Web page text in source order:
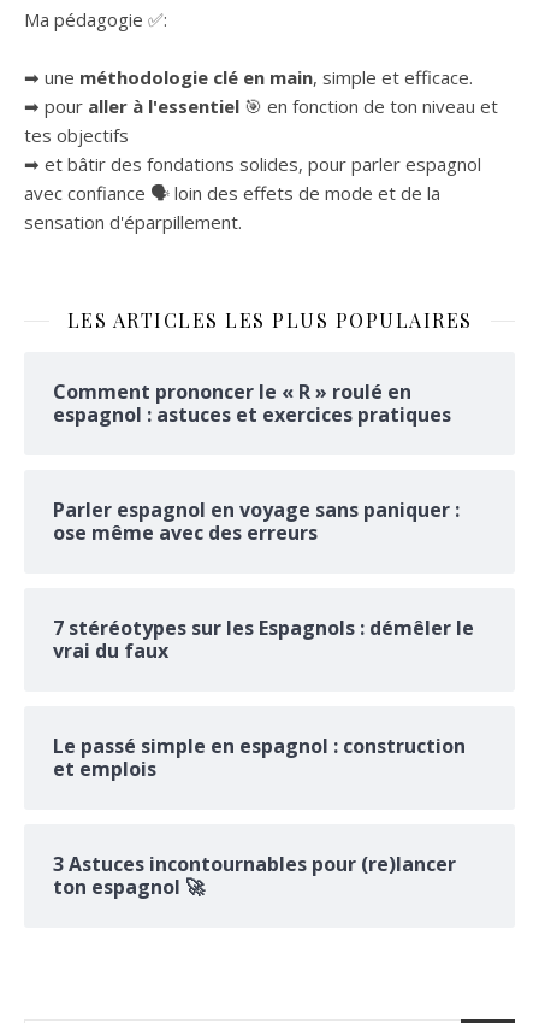
Ma pédagogie ✅:
➡ une méthodologie clé en main, simple et efficace.
➡ pour aller à l'essentiel 🎯 en fonction de ton niveau et
tes objectifs
➡ et bâtir des fondations solides, pour parler espagnol
avec confiance 🗣 loin des effets de mode et de la
sensation d'éparpillement.
LES ARTICLES LES PLUS POPULAIRES
Comment prononcer le « R » roulé en
espagnol : astuces et exercices pratiques
Parler espagnol en voyage sans paniquer :
ose même avec des erreurs
7 stéréotypes sur les Espagnols : démêler le
vrai du faux
Le passé simple en espagnol : construction
et emplois
3 Astuces incontournables pour (re)lancer
ton espagnol 🚀